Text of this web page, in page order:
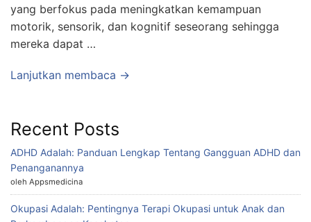
yang berfokus pada meningkatkan kemampuan
motorik, sensorik, dan kognitif seseorang sehingga
mereka dapat …
Lanjutkan membaca →
Recent Posts
ADHD Adalah: Panduan Lengkap Tentang Gangguan ADHD dan
Penanganannya
oleh Appsmedicina
Okupasi Adalah: Pentingnya Terapi Okupasi untuk Anak dan